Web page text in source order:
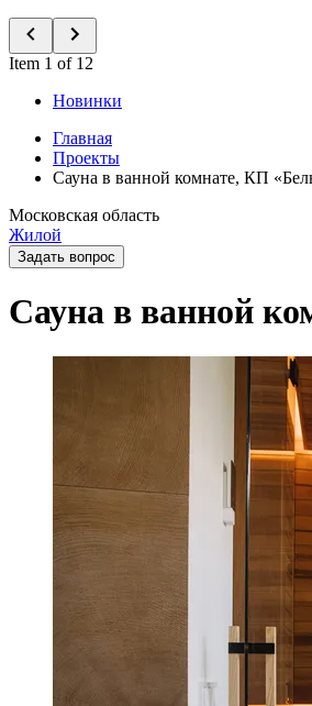
Item 1 of 12
Новинки
Главная
Проекты
Сауна в ванной комнате, КП
Московская область
Жилой
Задать вопрос
Сауна в ванной